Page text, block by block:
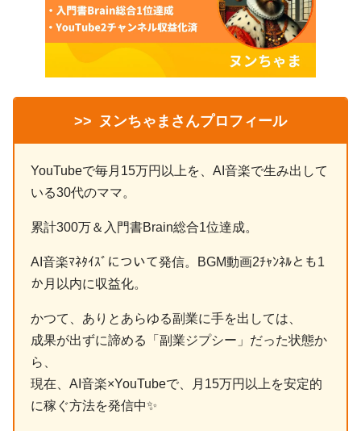
>> ヌンちゃまさんプロフィール
YouTubeで毎月15万円以上を、AI音楽で生み出して
いる30代のママ。
累計300万＆入門書Brain総合1位達成。
AI音楽ﾏﾈﾀｲｽﾞについて発信。BGM動画2ﾁｬﾝﾈﾙとも1
か月以内に収益化。
かつて、ありとあらゆる副業に手を出しては、
成果が出ずに諦める「副業ジプシー」だった状態か
ら、
現在、AI音楽×YouTubeで、月15万円以上を安定的
に稼ぐ方法を発信中✨